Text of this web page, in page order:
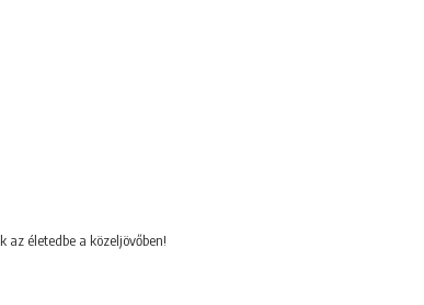
életedbe a közeljövőben!